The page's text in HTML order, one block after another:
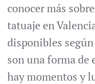
conocer más
tatuaje en
disponibles
son una forma de
hay momentos y